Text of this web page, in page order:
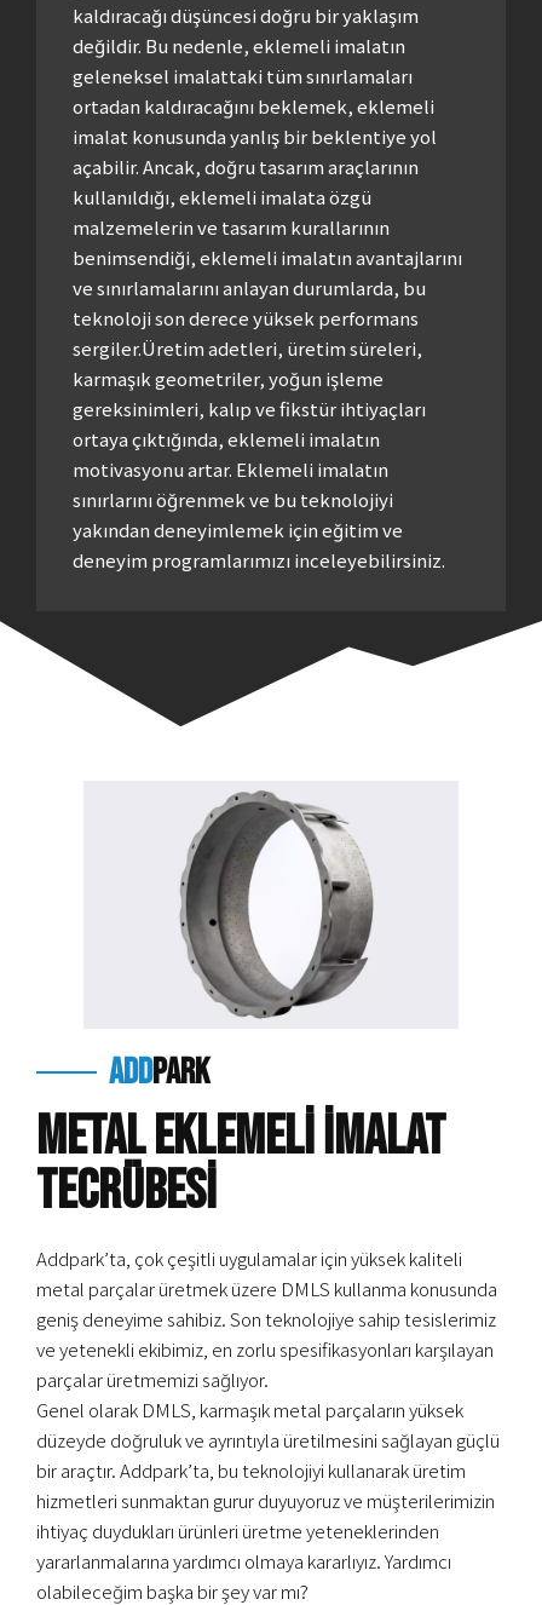
kaldıracağı düşüncesi doğru bir yaklaşım
değildir. Bu nedenle, eklemeli imalatın
geleneksel imalattaki tüm sınırlamaları
ortadan kaldıracağını beklemek, eklemeli
imalat konusunda yanlış bir beklentiye yol
açabilir. Ancak, doğru tasarım araçlarının
kullanıldığı, eklemeli imalata özgü
malzemelerin ve tasarım kurallarının
benimsendiği, eklemeli imalatın avantajlarını
ve sınırlamalarını anlayan durumlarda, bu
teknoloji son derece yüksek performans
sergiler.Üretim adetleri, üretim süreleri,
karmaşık geometriler, yoğun işleme
gereksinimleri, kalıp ve fikstür ihtiyaçları
ortaya çıktığında, eklemeli imalatın
motivasyonu artar. Eklemeli imalatın
sınırlarını öğrenmek ve bu teknolojiyi
yakından deneyimlemek için eğitim ve
deneyim programlarımızı inceleyebilirsiniz.
addpark
METAL EKLEMELİ İMALAT
TECRÜBESİ
Addpark’ta, çok çeşitli uygulamalar için yüksek kaliteli
metal parçalar üretmek üzere DMLS kullanma konusunda
geniş deneyime sahibiz. Son teknolojiye sahip tesislerimiz
ve yetenekli ekibimiz, en zorlu spesifikasyonları karşılayan
parçalar üretmemizi sağlıyor.
Genel olarak DMLS, karmaşık metal parçaların yüksek
düzeyde doğruluk ve ayrıntıyla üretilmesini sağlayan güçlü
bir araçtır. Addpark’ta, bu teknolojiyi kullanarak üretim
hizmetleri sunmaktan gurur duyuyoruz ve müşterilerimizin
ihtiyaç duydukları ürünleri üretme yeteneklerinden
yararlanmalarına yardımcı olmaya kararlıyız. Yardımcı
olabileceğim başka bir şey var mı?